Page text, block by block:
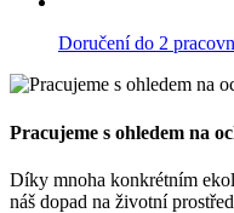
Doručení do 2
Pracujeme s ohledem na
Díky mnoha konkrétním
náš dopad na životní